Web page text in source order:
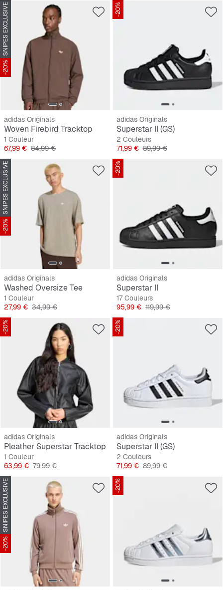
SNIPES EXCLUSIVE
-20%
adidas Originals
Woven Firebird Tracktop
1 Couleur
Prix
67,99 € Prix original
84,99 €
-20%
adidas Originals
Superstar II (GS)
2 Couleurs
Prix
71,99 € Prix original
89,99 €
SNIPES EXCLUSIVE
-20%
adidas Originals
Washed Oversize Tee
1 Couleur
Prix
27,99 € Prix original
34,99 €
-20%
adidas Originals
Superstar II
17 Couleurs
Prix
95,99 € Prix original
119,99 €
-20%
adidas Originals
Pleather Superstar Tracktop
1 Couleur
Prix
63,99 € Prix original
79,99 €
-20%
adidas Originals
Superstar II (GS)
2 Couleurs
Prix
71,99 € Prix original
89,99 €
SNIPES EXCLUSIVE
-20%
-20%